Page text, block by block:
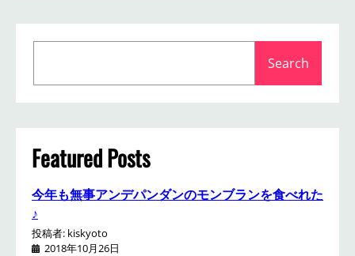
a
r
c
h
Search
Featured Posts
今年も無事アンデパンダンのモンブランを食べれた
♪
投稿者: kiskyoto
2018年10月26日